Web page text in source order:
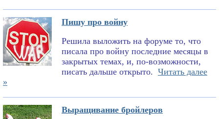
Пишу про войну
Решила выложить на форуме то, что
писала про войну последние месяцы в
закрытых темах, и, по-возможности,
писать дальше открыто. Читать далее
»
Выращивание бройлеров